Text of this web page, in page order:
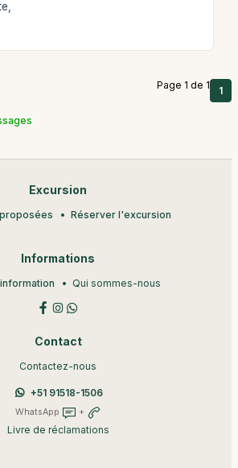
Page 1 de 1 1
Excursion
Réserver l'excursion
Informations
Qui sommes-nous
Contact
Contactez-nous
+51 91518-1506
WhatsApp +
Livre de réclamations